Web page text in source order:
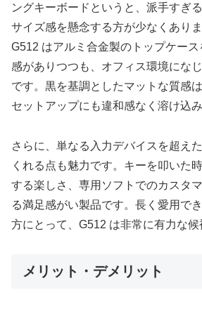
ングキーボードというと、派手すぎ
サイズ感を懸念する方が少なくあり
G512 はアルミ合金製のトップケー
感がありつつも、オフィス環境にな
です。黒を基調としたマットな質感
セットアップにも違和感なく溶け込み
さらに、単なる入力デバイスを超え
くれる点も魅力です。キーを叩いた
する楽しさ、専用ソフトでのカスタ
る満足感がい製品です。長く愛用で
方にとって、G512 は非常に有力な候
メリット・デメリット